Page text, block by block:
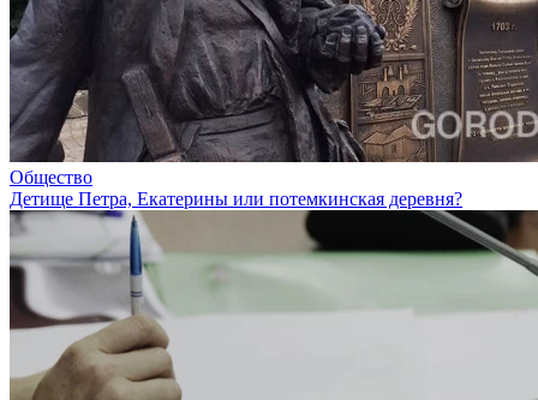
Общество
Детище Петра, Екатерины или потемкинская деревня?